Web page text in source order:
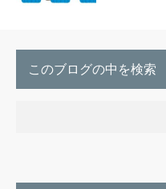
このブログの中を検索